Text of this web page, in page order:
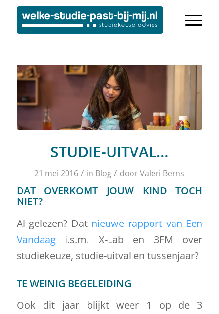
STUDIE-UITVAL…
21 mei 2016 / in Blog / doorValeri Berns
DAT OVERKOMT JOUW KIND TOCH
NIET?
Al gelezen? Dat nieuwe rapport van Een
Vandaagi.s.m. X-Lab en 3FM over
studiekeuze, studie-uitval en tussenjaar?
TE WEINIG BEGELEIDING
Ook dit jaar blijkt weer 1 op de 3